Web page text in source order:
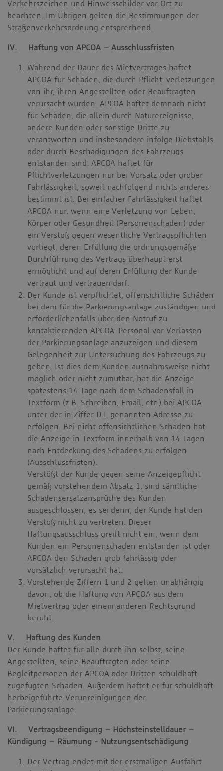
Verkehrszeichen und Hinweisschilder vor Ort zu
beachten. Im Übrigen gelten die Bestimmungen der
Straßenverkehrsordnung entsprechend.
IV. Haftung von APCOA – Ausschlussfristen
Während der Dauer des Mietvertrages haftet
APCOA für Schäden, die durch Pflicht-verletzungen
von ihr, ihren Angestellten oder Beauftragten
verursacht wurden. APCOA haftet demnach nicht
für Schäden, die allein durch Naturereignisse,
andere Kunden oder sonstige Dritte zu
verantworten und insbesondere infolge Diebstahls
oder durch Beschädigungen des Fahrzeugs
entstanden sind. APCOA haftet für
Pflichtverletzungen nur bei Vorsatz oder grober
Fahrlässigkeit, soweit nachfolgend nichts anderes
bestimmt ist. Bei einfacher Fahrlässigkeit haftet
APCOA nur, wenn eine Verletzung von Leben,
Körper oder Gesundheit (Personenschaden) oder
ein Verstoß gegen wesentliche Vertragspflichten
vorliegt, deren Erfüllung die ordnungsgemäße
Durchführung des Vertrags überhaupt erst
ermöglicht und auf deren Erfüllung der Kunde
vertraut und vertrauen darf.
Der Kunde ist verpflichtet, offensichtliche Schäden
bei dem für die Parkierungsanlage zuständigen und
erforderlichenfalls über den Notruf zu
kontaktierenden APCOA-Personal vor Verlassen
der Parkierungsanlage anzuzeigen und diesem
Gelegenheit zur Untersuchung des Fahrzeugs zu
geben. Ist dies dem Kunden ausnahmsweise nicht
möglich oder nicht zumutbar, hat die Anzeige
spätestens 14 Tage nach dem Schadensfall in
Textform (z.B. Schreiben, Email, etc.) bei APCOA
unter der in Ziffer D.I. genannten Adresse zu
erfolgen. Bei nicht offensichtlichen Schäden hat
die Anzeige in Textform innerhalb von 14 Tagen
nach Entdeckung des Schadens zu erfolgen
(Ausschlussfristen).
Verstößt der Kunde gegen seine Anzeigepflicht
gemäß vorstehendem Absatz 1, sind sämtliche
Schadensersatzansprüche des Kunden
ausgeschlossen, es sei denn, der Kunde hat den
Verstoß nicht zu vertreten. Dieser
Haftungsausschluss greift nicht ein, wenn dem
Kunden ein Personenschaden entstanden ist oder
APCOA den Schaden grob fahrlässig oder
vorsätzlich verursacht hat.
Vorstehende Ziffern 1 und 2 gelten unabhängig
davon, ob die Haftung von APCOA aus dem
Mietvertrag oder einem anderen Rechtsgrund
beruht.
V. Haftung des Kunden
Der Kunde haftet für alle durch ihn selbst, seine
Angestellten, seine Beauftragten oder seine
Begleitpersonen der APCOA oder Dritten schuldhaft
zugefügten Schäden. Außerdem haftet er für schuldhaft
herbeigeführte Verunreinigungen der
Parkierungsanlage.
VI. Vertragsbeendigung – Höchsteinstelldauer –
Kündigung – Räumung - Nutzungsentschädigung
Der Vertrag endet mit der erstmaligen Ausfahrt